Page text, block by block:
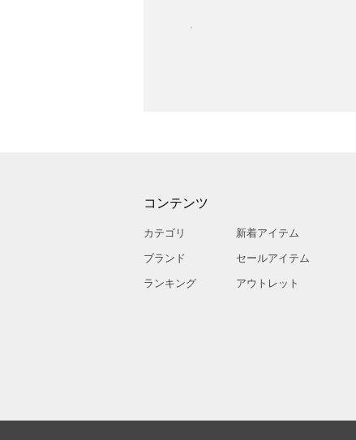
コンテンツ
カテゴリ
ブランド
ランキング
新着アイテム
セールアイテム
アウトレット